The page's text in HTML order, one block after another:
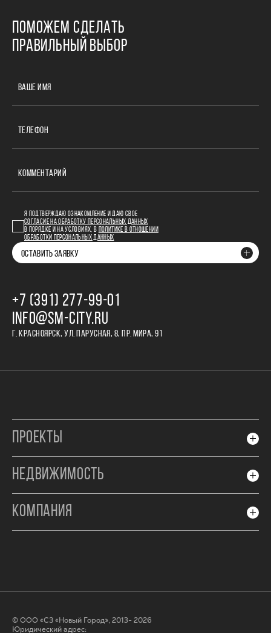
ПОМОЖЕМ СДЕЛАТЬ
ПРАВИЛЬНЫЙ ВЫБОР
ВАШЕ ИМЯ
ТЕЛЕФОН
КОММЕНТАРИЙ
Я ПОДТВЕРЖДАЮ ОЗНАКОМЛЕНИЕ И ДАЮ СВОЕ
СОГЛАСИЕ НА ОБРАБОТКУ ПЕРСОНАЛЬНЫХ ДАННЫХ
В ПОРЯДКЕ И НА УСЛОВИЯХ, В
ПОЛИТИКЕ В ОТНОШЕНИИ
ОБРАБОТКИ ПЕРСОНАЛЬНЫХ ДАННЫХ
ОСТАВИТЬ ЗАЯВКУ
+7 (391) 277‒99‒01
INFO@SM-CITY.RU
Г. КРАСНОЯРСК, УЛ. ПАРУСНАЯ, 8, ПР. МИРА, 91
ПРОЕКТЫ
НЕДВИЖИМОСТЬ
КОМПАНИЯ
© ООО «СЗ «Новый Город», 2013- 2026
Юридический адрес: